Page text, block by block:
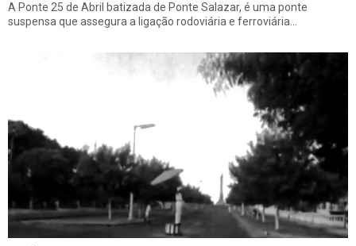
A Ponte 25 de Abril batizada de Ponte Salazar, é uma ponte
suspensa que assegura a ligação rodoviária e ferroviária…